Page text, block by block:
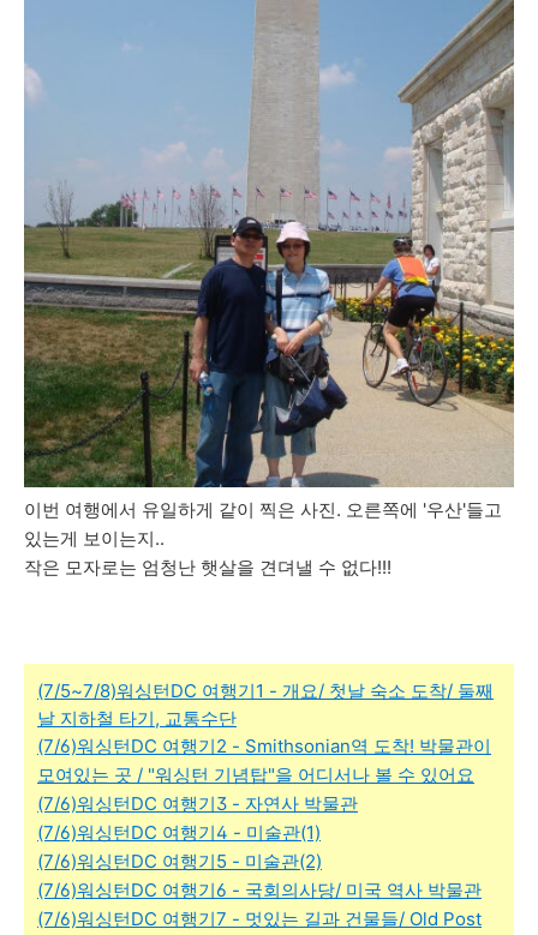
이번 여행에서 유일하게 같이 찍은 사진. 오른쪽에 '우산'들고
있는게 보이는지..
작은 모자로는 엄청난 햇살을 견뎌낼 수 없다!!!
(7/5~7/8)워싱턴DC 여행기1 - 개요/ 첫날 숙소 도착/ 둘째
날 지하철 타기, 교통수단
(7/6)워싱턴DC 여행기2 - Smithsonian역 도착! 박물관이
모여있는 곳 / "워싱턴 기념탑"을 어디서나 볼 수 있어요
(7/6)워싱턴DC 여행기3 - 자연사 박물관
(7/6)워싱턴DC 여행기4 - 미술관(1)
(7/6)워싱턴DC 여행기5 - 미술관(2)
(7/6)워싱턴DC 여행기6 - 국회의사당/ 미국 역사 박물관
(7/6)워싱턴DC 여행기7 - 멋있는 길과 건물들/ Old Post